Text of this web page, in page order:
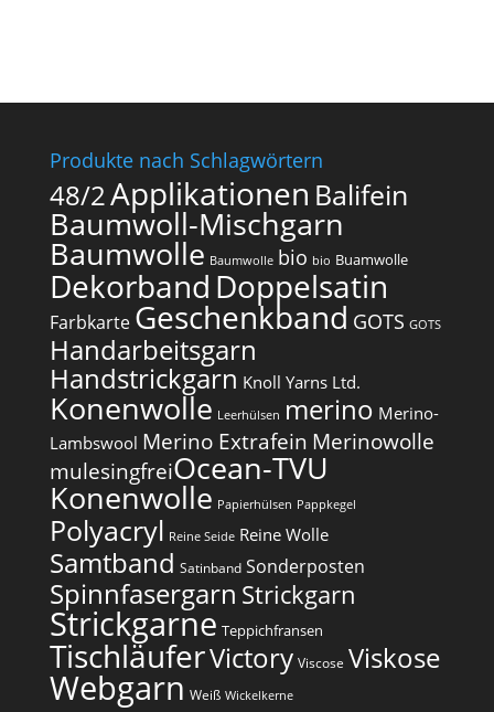
Produkte nach Schlagwörtern
48/2Applikationen Balifein
Baumwoll-Mischgarn
Baumwolle Baumwolle bio bio Buamwolle
Dekorband Doppelsatin
Farbkarte Geschenkband GOTS GOTS
Handarbeitsgarn
Handstrickgarn Knoll Yarns Ltd.
Konenwolle Leerhülsen merino Merino-
Lambswool Merino Extrafein Merinowolle
mulesingfrei​Ocean-TVU
Konenwolle Papierhülsen Pappkegel
Polyacryl Reine Seide Reine Wolle
Samtband Satinband Sonderposten
Spinnfasergarn Strickgarn
Strickgarne Teppichfransen
TischläuferVictory Viscose Viskose
Webgarn Weiß Wickelkerne